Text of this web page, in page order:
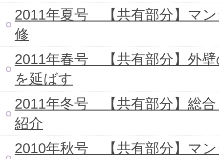
2011年夏号 【共有部分】マ
修
2011年春号 【共有部分】外
を延ばす
2011年冬号 【共有部分】総
紹介
2010年秋号 【共有部分】マ